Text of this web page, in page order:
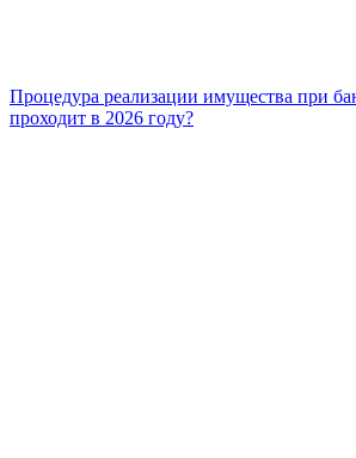
Процедура реализации имущества при
проходит в 2026 году?